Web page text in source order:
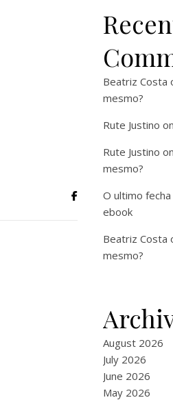
Beatriz Costa
mesmo?
Rute Justino on
Rute Justino on
mesmo?
O ultimo
ebook
Beatriz Costa
mesmo?
August 2026
July 2026
June 2026
May 2026